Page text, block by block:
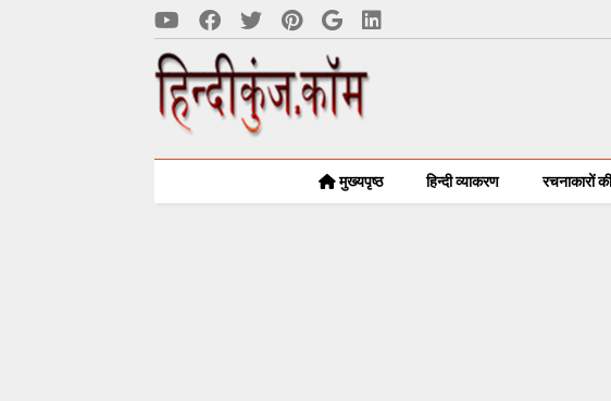
मुख्यपृष्ठ हिन्दी व्याकरण रचनाकारों